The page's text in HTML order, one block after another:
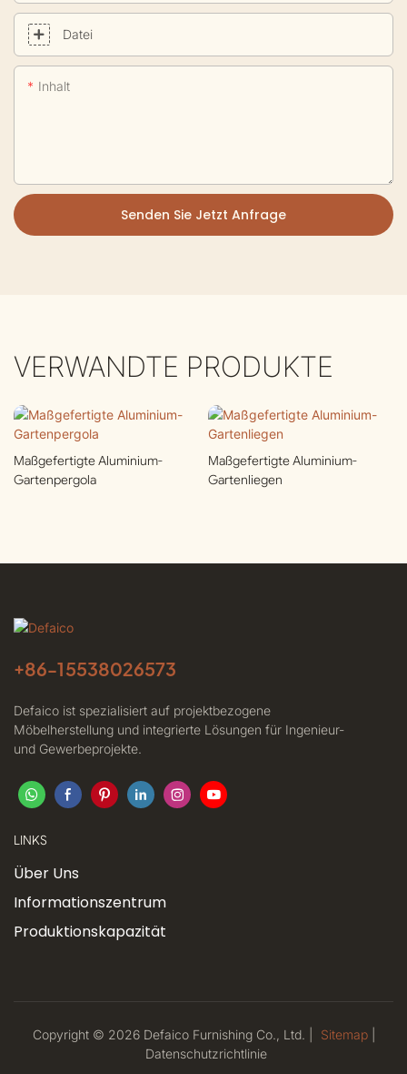
Datei
Inhalt
Senden Sie Jetzt Anfrage
VERWANDTE PRODUKTE
Maßgefertigte Aluminium-
Gartenpergola
Maßgefertigte Aluminium-
Gartenliegen
+86-15538026573
Defaico ist spezialisiert auf projektbezogene
Möbelherstellung und integrierte Lösungen für Ingenieur-
und Gewerbeprojekte.
LINKS
Über Uns
Informationszentrum
Produktionskapazität
Copyright © 2026 Defaico Furnishing Co., Ltd. | Sitemap
Datenschutzrichtlinie